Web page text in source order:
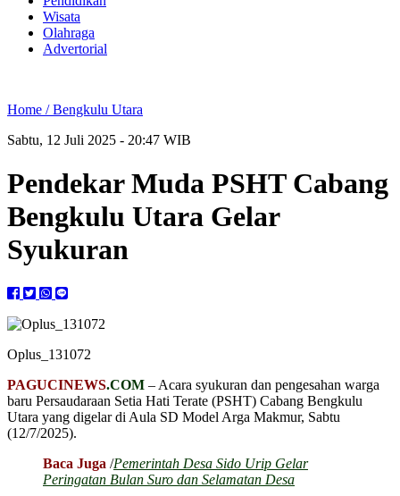
Wisata
Olahraga
Advertorial
Home /Bengkulu Utara
Sabtu, 12 Juli 2025 - 20:47 WIB
Pendekar Muda PSHT Cabang
Bengkulu Utara Gelar
Syukuran
Oplus_131072
PAGUCINEWS.COM – Acara syukuran dan pengesahan warga
baru Persaudaraan Setia Hati Terate (PSHT) Cabang Bengkulu
Utara yang digelar di Aula SD Model Arga Makmur, Sabtu
(12/7/2025).
Baca Juga /Pemerintah Desa Sido Urip Gelar
Peringatan Bulan Suro dan Selamatan Desa